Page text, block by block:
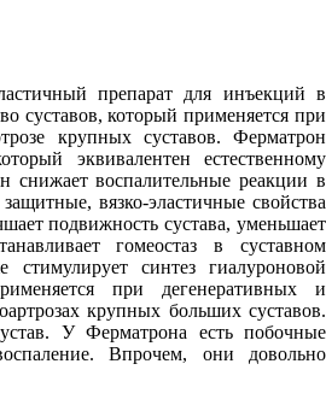
препарат для инъекций в
суставов, который применяется при
крупных суставов. Ферматрон
эквивалентен естественному
снижает воспалительные реакции в
защитные, вязко-эластичные свойства
подвижность сустава, уменьшает
гомеостаз в суставном
синтез гиалуроновой
при дегенеративных и
крупных больших суставов.
У Ферматрона есть побочные
Впрочем, они довольно